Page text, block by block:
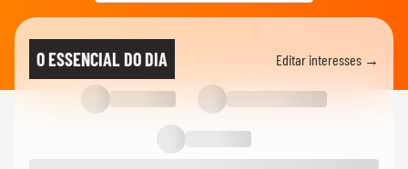
O ESSENCIAL DO DIA Editar interesses →